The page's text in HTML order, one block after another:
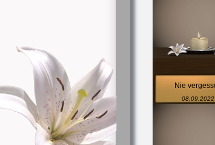
Nie
08.09.2022